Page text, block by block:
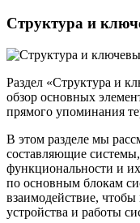
Структура и
Раздел «Структура и
обзор основных
прямого упоминания
В этом разделе мы
составляющие системы,
функциональности и
по основным блокам
взаимодействие,
устройства и работы